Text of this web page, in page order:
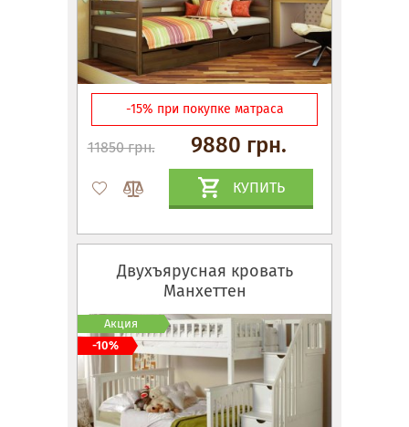
-15% при покупке матраса
11850 грн. 9880 грн.
КУПИТЬ
Двухъярусная кровать
Манхеттен
Акция
-10%